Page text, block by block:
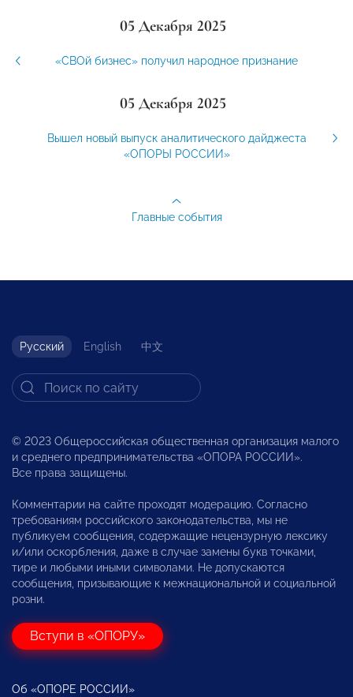
05 Декабря 2025
«СВОй бизнес» получил народное признание
05 Декабря 2025
Вышел новый выпуск аналитического дайджеста
«ОПОРЫ РОССИИ»
Главные события
Русский English 中文
© 2023 Общероссийская общественная организация малого
и среднего предпринимательства «ОПОРА РОССИИ».
Все права защищены.
Комментарии на сайте проходят модерацию. Согласно
требованиям российского законодательства, мы не
публикуем сообщения, содержащие нецензурную лексику
и/или оскорбления, даже в случае замены букв точками,
тире и любыми иными символами. Не допускаются
сообщения, призывающие к межнациональной и социальной
розни.
Вступи в «ОПОРУ»
Об «ОПОРЕ РОССИИ»